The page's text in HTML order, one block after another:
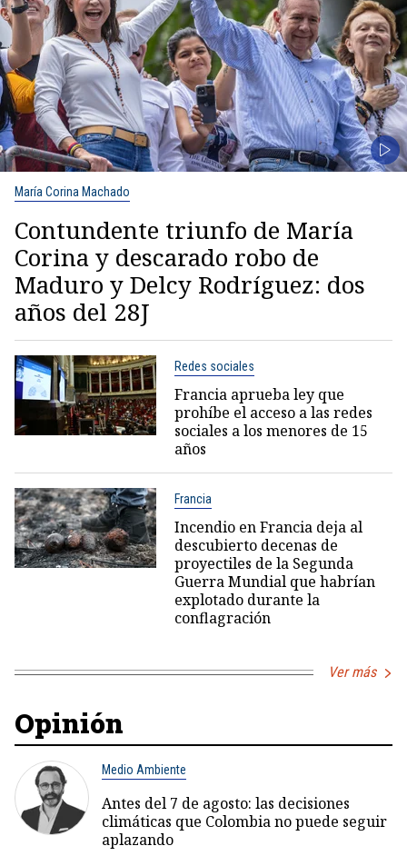
María Corina Machado
Contundente triunfo de María
Corina y descarado robo de
Maduro y Delcy Rodríguez: dos
años del 28J
Redes sociales
Francia aprueba ley que
prohíbe el acceso a las redes
sociales a los menores de 15
años
Francia
Incendio en Francia deja al
descubierto decenas de
proyectiles de la Segunda
Guerra Mundial que habrían
explotado durante la
conflagración
Ver más
Opinión
Medio Ambiente
Antes del 7 de agosto: las decisiones
climáticas que Colombia no puede seguir
aplazando